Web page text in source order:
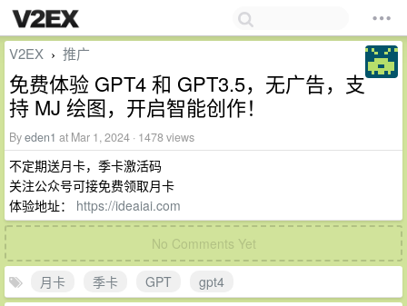
V2EX › 推广
免费体验 GPT4 和 GPT3.5，无广告，支
持 MJ 绘图，开启智能创作！
Byeden1 at Mar 1, 2024 · 1478 views
不定期送月卡，季卡激活码
关注公众号可接免费领取月卡
体验地址： https://ideaiai.com
No Comments Yet
月卡 季卡 GPT
gpt4